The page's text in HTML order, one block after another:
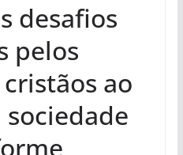
desafios
pelos
ao